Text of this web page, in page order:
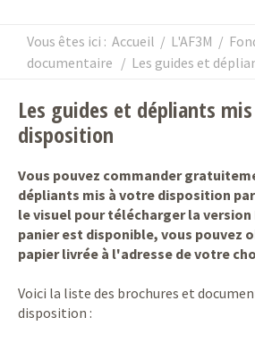
Vous êtes ici : Accueil / L'AF3M /
documentaire / Les guides et
Les guides et dépliants
disposition
Vous pouvez commander
dépliants mis à votre disposition par
le visuel pour télécharger la version
panier est disponible, vous pouvez
papier livrée à l'adresse de votre
Voici la liste des brochures et
disposition :